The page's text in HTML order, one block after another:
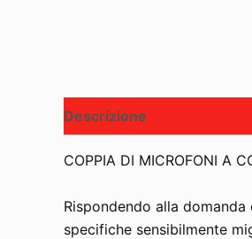
Descrizione
COPPIA DI MICROFONI A
Rispondendo alla
specifiche sensibilmente